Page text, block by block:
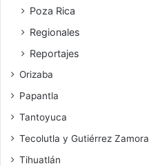
Poza Rica
Regionales
Reportajes
Orizaba
Papantla
Tantoyuca
Tecolutla y Gutiérrez Zamora
Tihuatlán